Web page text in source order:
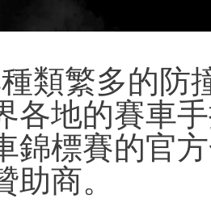
類繁多的防
各地的賽車
錦標賽的官
助商。